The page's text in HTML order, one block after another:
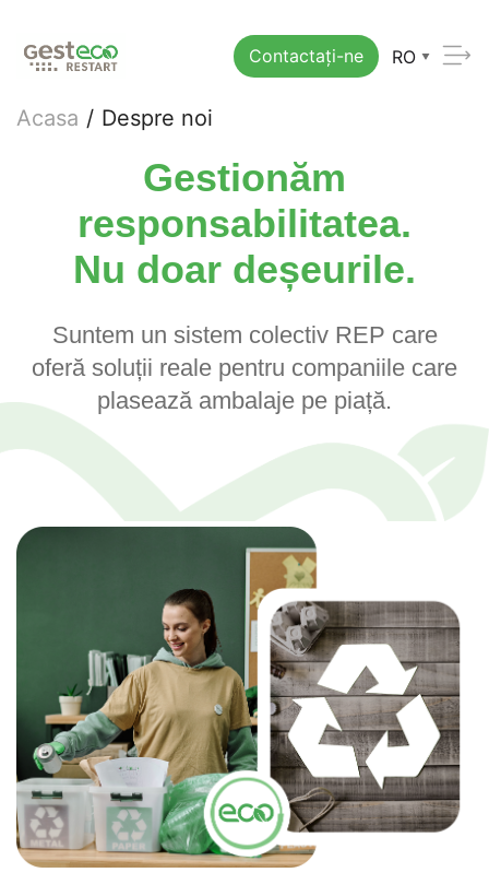
Contactați-ne RO
Acasa / Despre noi
Gestionăm
responsabilitatea.
Nu doar deșeurile.
Suntem un sistem colectiv REP care
oferă soluții reale pentru companiile care
plasează ambalaje pe piață.